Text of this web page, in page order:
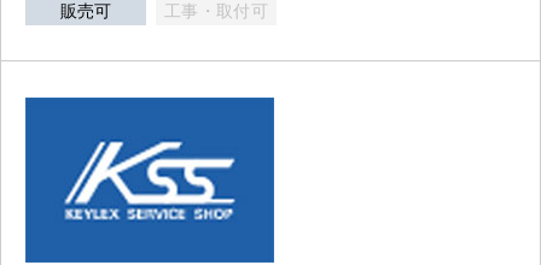
販売可 工事・取付可